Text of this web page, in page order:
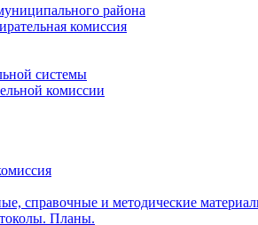
района
комиссия
системы
комиссии
справочные и методические
Планы.